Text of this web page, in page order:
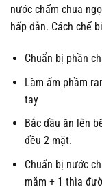
nước chấm chua
hấp dẫn. Cách chế
Chuẩn bị phần
Làm ẩm phầm
tay
Bắc dầu ăn lên
đều 2 mặt.
Chuẩn bị nước
mắm + 1 thìa